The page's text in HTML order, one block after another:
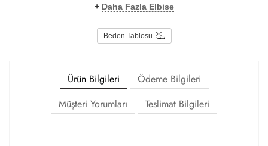
+ Daha Fazla Elbise
Beden Tablosu
Ürün Bilgileri
Ödeme Bilgileri
Müşteri Yorumları
Teslimat Bilgileri